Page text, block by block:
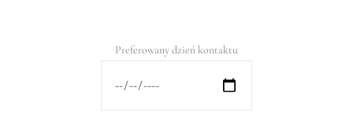
Preferowany dzień kontaktu